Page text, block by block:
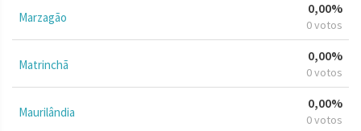
Marzagão
0,00%
0 votos
Matrinchã
0,00%
0 votos
Maurilândia
0,00%
0 votos